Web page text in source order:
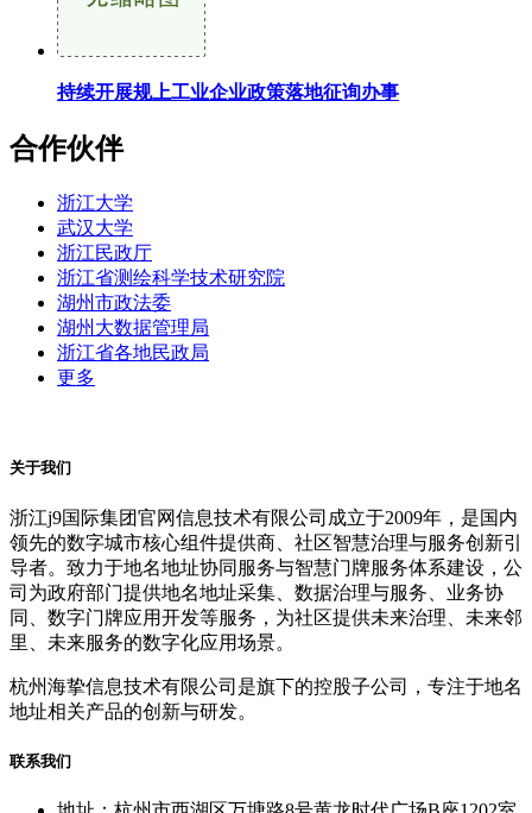
持续开展规上工业企业政策落地征询办事
合作伙伴
浙江大学
武汉大学
浙江民政厅
浙江省测绘科学技术研究院
湖州市政法委
湖州大数据管理局
浙江省各地民政局
更多
关于我们
浙江j9国际集团官网信息技术有限公司成立于2009年，是国内
领先的数字城市核心组件提供商、社区智慧治理与服务创新引
导者。致力于地名地址协同服务与智慧门牌服务体系建设，公
司为政府部门提供地名地址采集、数据治理与服务、业务协
同、数字门牌应用开发等服务，为社区提供未来治理、未来邻
里、未来服务的数字化应用场景。
杭州海挚信息技术有限公司是旗下的控股子公司，专注于地名
地址相关产品的创新与研发。
联系我们